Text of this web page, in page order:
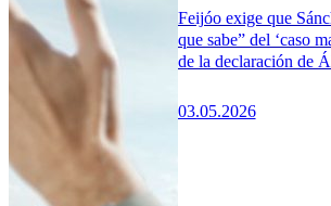
Feijóo exige que
que sabe” del ‘caso
de la declaración de
03.05.2026